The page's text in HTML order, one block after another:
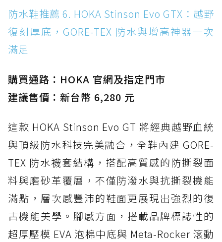
防水鞋推薦 6. HOKA Stinson Evo GTX：越野
復刻厚底，GORE-TEX 防水與增高神器一次
滿足
購買通路：HOKA 官網及指定門市
建議售價：新台幣 6,280 元
這款 HOKA Stinson Evo GT 將經典越野血統
與頂級防水科技完美融合，全鞋內建 GORE-
TEX 防水襪套結構，搭配高質感的防撕裂面
料與磨砂革覆層，不僅防潑水與抗撕裂機能
滿點，層次感豐沛的鞋面更展現出強烈的復
古機能美學。腳感方面，搭載品牌標誌性的
超厚壓模 EVA 泡棉中底與 Meta-Rocker 滾動